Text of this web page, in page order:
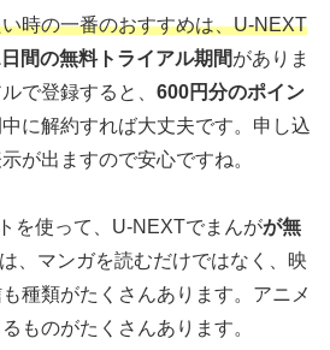
時の一番のおすすめは、U-NEXT
間の無料トライアル期間がありま
で登録すると、 600円分のポイン
に解約すれば大丈夫です。申し込
が出ますので安心ですね。
を使って、U-NEXTでまんがが無
、マンガを読むだけではなく、映
種類がたくさんあります。アニメ
ものがたくさんあります。